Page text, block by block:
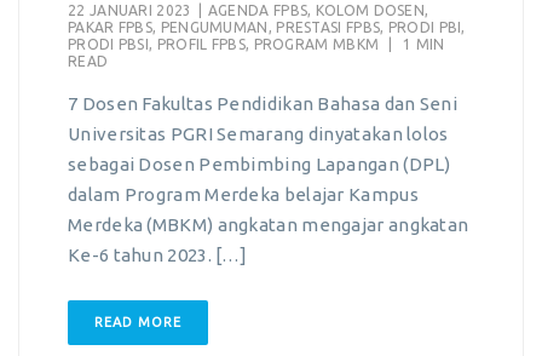
22 JANUARI 2023 AGENDA FPBS KOLOM DOSEN
PAKAR FPBS
PENGUMUMAN PRESTASI FPBS PRODI PBI
PRODI PBSI
PROFIL FPBS, PROGRAM MBKM
1 MIN
READ
7 Dosen Fakultas Pendidikan Bahasa dan Seni
Universitas PGRI Semarang dinyatakan lolos
sebagai Dosen Pembimbing Lapangan (DPL)
dalam Program Merdeka belajar Kampus
Merdeka (MBKM) angkatan mengajar angkatan
Ke-6 tahun 2023. […]
READ MORE